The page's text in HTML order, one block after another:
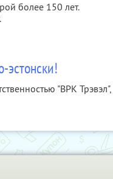
более 150 лет.
эстонски!
"ВРК Трэвэл",